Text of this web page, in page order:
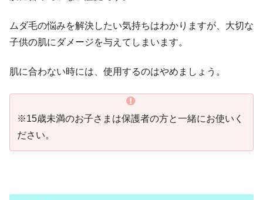
ムダ毛の悩みを解決したい気持ちはわかりますが、大切な
子供の肌にダメージを与えてしまいます。
肌に合わない時には、使用するのはやめましょう。
※15歳未満のお子さまは保護者の方と一緒にお使いく
ださい。